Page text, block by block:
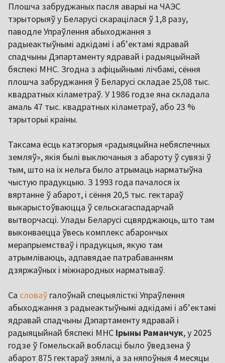
Плошча забруджаных пасля аварыі на ЧАЭС
тэрыторыяў у Беларусі скарацілася ў 1,8 разу,
паводле Упраўлення абыходжання з
радыеактыўнымі адкідамі і аб’ектамі ядравай
спадчыны Дэпартаменту ядравай і радыяцыйнай
бяспекі МНС. Згодна з афіцыйнымі лічбамі, сёння
плошча забруджання ў Беларусі складае 25,08 тыс.
квадратных кіламетраў. У 1986 годзе яна складала
амаль 47 тыс. квадратных кіламетраў, або 23 %
тэрыторыі краіны.
Таксама ёсць катэгорыя «радыяцыйна небяспечных
земляў», якія былі выключаныя з абароту ў сувязі ў
тым, што на іх нельга было атрымаць нарматыўна
чыстую прадукцыю. З 1993 года пачалося іх
вяртанне ў абарот, і сёння 20,5 тыс. гектараў
выкарыстоўваюцца ў сельскагаспадарчай
вытворчасці. Улады Беларусі сцвярджаюць, што там
выконваецца ўвесь комплекс абарончых
мерапрыемстваў і прадукцыя, якую там
атрымліваюць, адпавядае патрабаванням
дзяржаўных і міжнародных нарматываў.
Са словаў галоўнай спецыялісткі Упраўлення
абыходжання з радыеактыўнымі адкідамі і аб’ектамі
ядравай спадчыны Дэпартаменту ядравай і
радыяцыйнай бяспекі МНС Ірыны Раманчук, у 2025
годзе ў Гомельскай вобласці было ўведзена ў
абарот 875 гектараў зямлі, а за няпоўныя 4 месяцы